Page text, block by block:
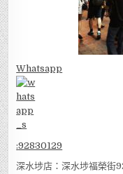
Whatsapp
:92830129
深水埗店：深水埗福榮街